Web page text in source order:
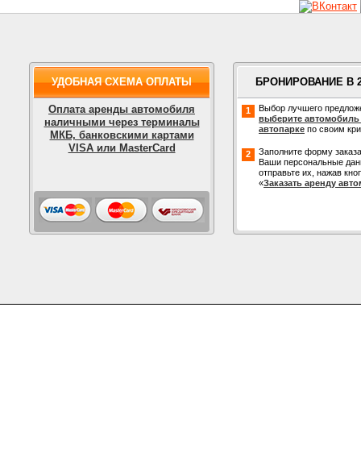
УДОБНАЯ СХЕМА ОПЛАТЫ
Оплата аренды автомобиля
наличными через терминалы
МКБ, банковскими картами
VISA или MasterCard
БРОНИРОВАНИЕ В
1
Выбор лучшего
выберите
автопарке по своим
2
Заполните форму
Ваши персональные
отправьте их, нажав
«Заказать аренду